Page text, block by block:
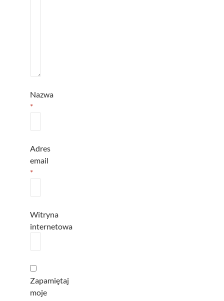
Nazwa
*
Adres
email
*
Witryna
internetowa
Zapamiętaj
moje